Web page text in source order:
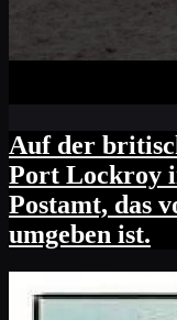
Auf der
Port Lockroy
Postamt, das
umgeben ist.